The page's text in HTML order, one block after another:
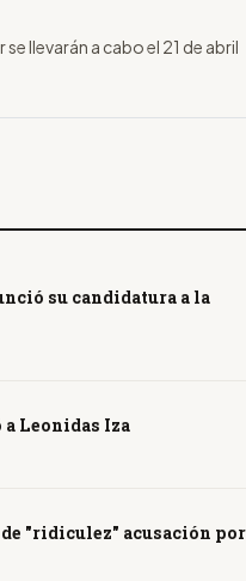
llevarán a cabo el 21 de abril
su candidatura a la
Leonidas Iza
"ridiculez" acusación por